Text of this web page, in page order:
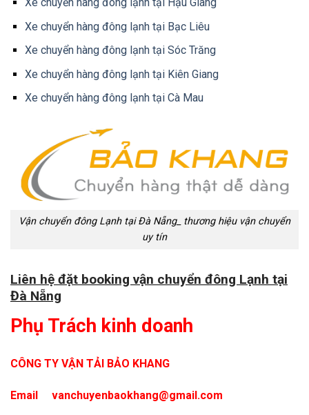
Xe chuyển hàng đông lạnh tại Bạc Liêu
Xe chuyển hàng đông lạnh tại Sóc Trăng
Xe chuyển hàng đông lạnh tại Kiên Giang
Xe chuyển hàng đông lạnh tại Cà Mau
Vận chuyển đông Lạnh tại Đà Nẵng_ thương hiệu vận chuyển
uy tín
Liên hệ đặt booking vận chuyển đông Lạnh tại
Đà Nẵng
Phụ Trách kinh doanh
CÔNG TY VẬN TẢI BẢO KHANG
Email vanchuyenbaokhang@gmail.com